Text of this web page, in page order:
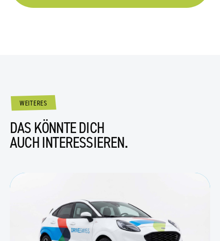
WEITERES
DAS KÖNNTE DICH
AUCH INTERESSIEREN.